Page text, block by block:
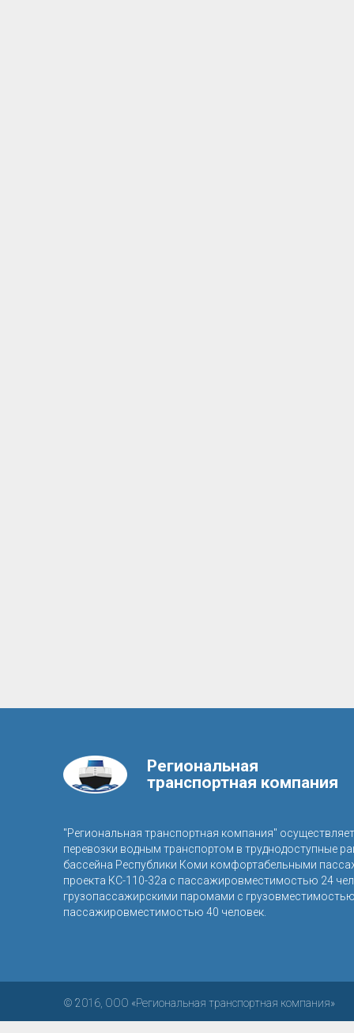
Региональная
транспортная компания
"Региональная транспортная компания"
перевозки водным транспортом в труднодоступные
бассейна Республики Коми комфортабельными
проекта КС-110-32а с пассажировместимостью 24
грузопассажирскими паромами с
пассажировместимостью 40 человек.
© 2016, ООО «Региональная транспортная компания»